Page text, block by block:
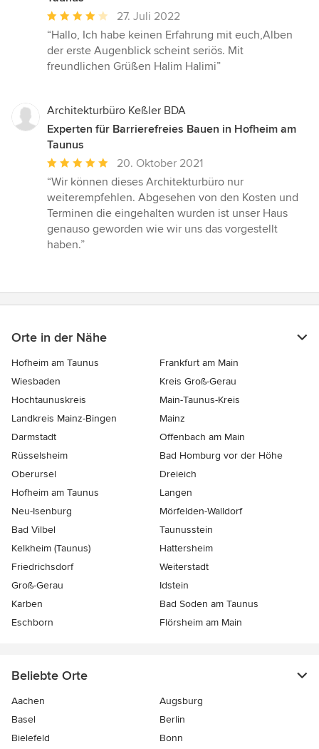
Durchschnittliche
Bewertung:
4
von
27. Juli 2022
“Hallo, Ich habe keinen Erfahrung mit euch,Alben
der erste Augenblick scheint seriös. Mit
freundlichen Grüßen Halim Halimi”
Architekturbüro Keßler BDA
Experten für Barrierefreies Bauen in Hofheim am
Taunus
Durchschnittliche
Bewertung:
5
von
5
Sternen
20. Oktober 2021
“Wir können dieses Architekturbüro nur
weiterempfehlen. Abgesehen von den Kosten und
Terminen die eingehalten wurden ist unser Haus
genauso geworden wie wir uns das vorgestellt
haben.”
Orte in der Nähe
Hofheim am Taunus
Frankfurt am Main
Wiesbaden
Kreis Groß-Gerau
Hochtaunuskreis
Main-Taunus-Kreis
Landkreis Mainz-Bingen
Mainz
Darmstadt
Offenbach am Main
Rüsselsheim
Bad Homburg vor der Höhe
Oberursel
Dreieich
Hofheim am Taunus
Langen
Neu-Isenburg
Mörfelden-Walldorf
Bad Vilbel
Taunusstein
Kelkheim (Taunus)
Hattersheim
Friedrichsdorf
Weiterstadt
Groß-Gerau
Idstein
Karben
Bad Soden am Taunus
Eschborn
Flörsheim am Main
Beliebte Orte
Aachen
Augsburg
Basel
Berlin
Bielefeld
Bonn